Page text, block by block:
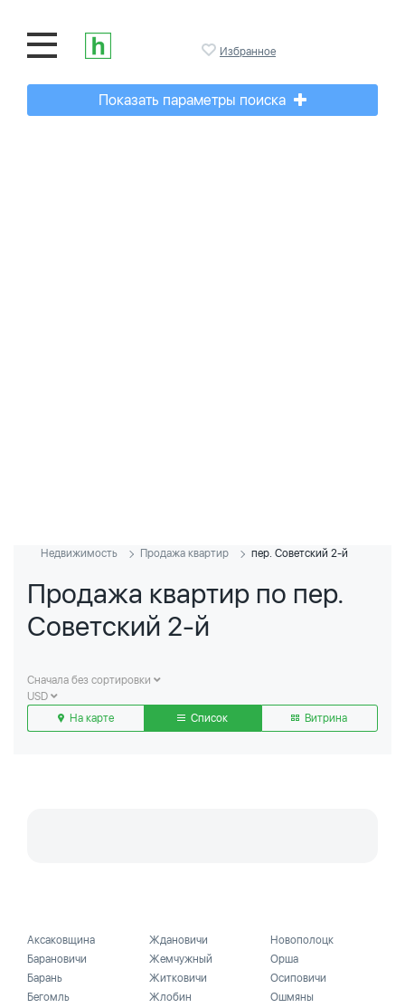
Избранное
Показать параметры поиска
Недвижимость Продажа квартир пер. Советский 2-й
Продажа квартир по пер.
Советский 2-й
Сначала без сортировки
USD
На карте
Список Витрина
Аксаковщина
Барановичи
Барань
Бегомль
Ждановичи
Жемчужный
Житковичи
Жлобин
Новополоцк
Орша
Осиповичи
Ошмяны